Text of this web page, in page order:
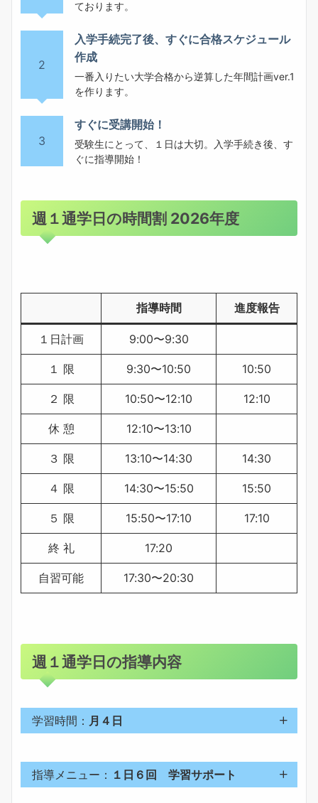
ております。
2
入学手続完了後、すぐに合格スケジュール
作成
一番入りたい大学合格から逆算した年間計画ver.1
を作ります。
3
すぐに受講開始！
受験生にとって、１日は大切。入学手続き後、す
ぐに指導開始！
週１通学日の時間割 2026年度
指導時間 進度報告
１日計画 9:00〜9:30
１ 限 9:30〜10:50 10:50
２ 限 10:50〜12:10 12:10
休 憩 12:10〜13:10
３ 限 13:10〜14:30 14:30
４ 限 14:30〜15:50 15:50
５ 限 15:50〜17:10 17:10
終 礼 17:20
自習可能 17:30〜20:30
週１通学日の指導内容
学習時間： 月４日
指導メニュー： １日６回 学習サポート